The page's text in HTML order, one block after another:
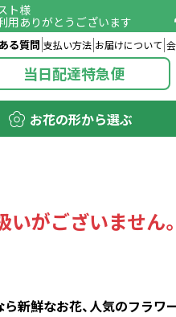
ト様
用ありがとうございます
る質問 支払い方法 お届けについて
当日配達特急便
お花の形から選ぶ
がございません。
新鮮なお花、人気のフラワ